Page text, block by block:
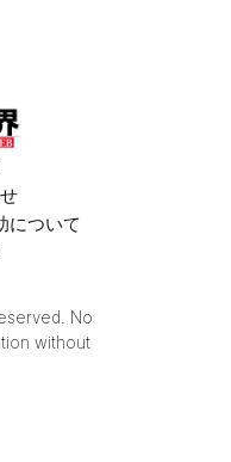
について
No
without